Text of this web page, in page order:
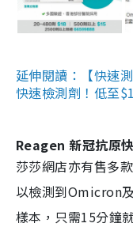
延伸閱讀：【快速
快速檢測劑！低至
Reagen 新冠抗原
莎莎網店亦有售多
以檢測到Omicron
樣本，只需15分鐘